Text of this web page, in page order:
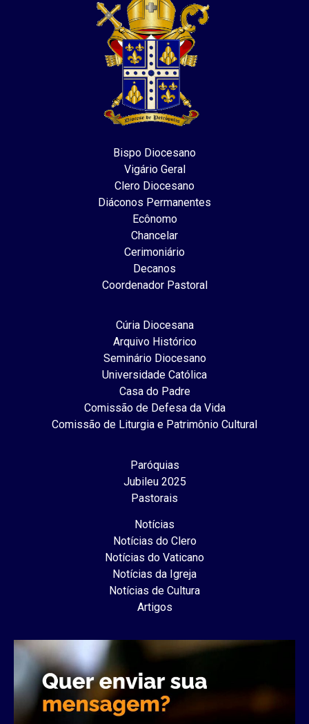
Bispo Diocesano
Vigário Geral
Clero Diocesano
Diáconos Permanentes
Ecônomo
Chancelar
Cerimoniário
Decanos
Coordenador Pastoral
Cúria Diocesana
Arquivo Histórico
Seminário Diocesano
Universidade Católica
Casa do Padre
Comissão de Defesa da Vida
Comissão de Liturgia e Patrimônio Cultural
Paróquias
Jubileu 2025
Pastorais
Notícias
Notícias do Clero
Notícias do Vaticano
Notícias da Igreja
Notícias de Cultura
Artigos